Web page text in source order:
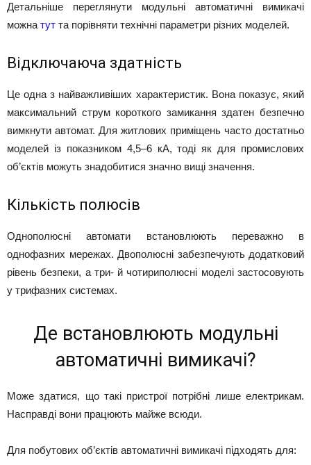
Детальніше переглянути модульні автоматичні вимикачі
можна тут та порівняти технічні параметри різних моделей.
Відключаюча здатність
Це одна з найважливіших характеристик. Вона показує, який
максимальний струм короткого замикання здатен безпечно
вимкнути автомат. Для житлових приміщень часто достатньо
моделей із показником 4,5–6 кА, тоді як для промислових
об’єктів можуть знадобитися значно вищі значення.
Кількість полюсів
Однополюсні автомати встановлюють переважно в
однофазних мережах. Двополюсні забезпечують додатковий
рівень безпеки, а три- й чотириполюсні моделі застосовують
у трифазних системах.
Де встановлюють модульні
автоматичні вимикачі?
Може здатися, що такі пристрої потрібні лише електрикам.
Насправді вони працюють майже всюди.
Для побутових об’єктів автоматичні вимикачі підходять для: